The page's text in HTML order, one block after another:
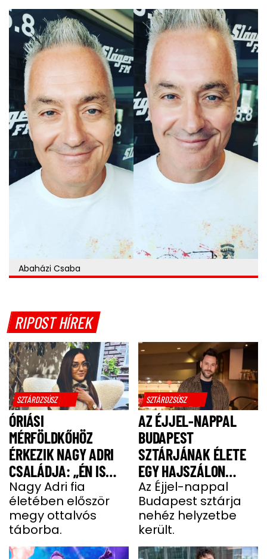
Abaházi Csaba
RIPOST HÍREK
SZTÁRDZSÚSZ
ÓRIÁSI
MÉRFÖLDKŐHÖZ
ÉRKEZIK NAGY ADRI
CSALÁDJA: „ÉN IS
UGYANÚGY IZGULOK,
MINT Ő”
Nagy Adri fia
életében először
megy ottalvós
táborba.
SZTÁRDZSÚSZ
AZ ÉJJEL-NAPPAL
BUDAPEST
SZTÁRJÁNAK ÉLETE
EGY HAJSZÁLON
LÓGOTT – SÖTÉT
IDŐSZAKBÓL
MENEKÜLT MEG A
SZTÁRAPUKA
Az Éjjel-nappal
Budapest sztárja
nehéz helyzetbe
került.